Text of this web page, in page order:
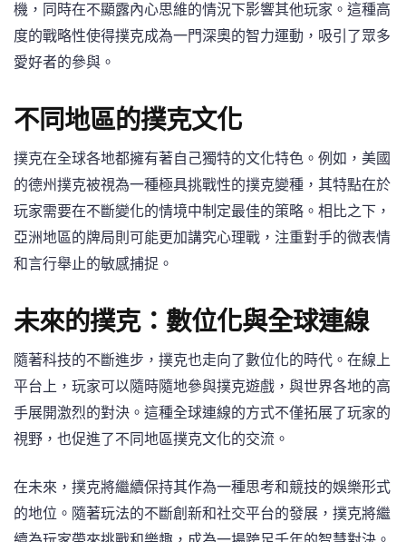
機，同時在不顯露內心思維的情況下影響其他玩家。這種高
度的戰略性使得撲克成為一門深奧的智力運動，吸引了眾多
愛好者的參與。
不同地區的撲克文化
撲克在全球各地都擁有著自己獨特的文化特色。例如，美國
的德州撲克被視為一種極具挑戰性的撲克變種，其特點在於
玩家需要在不斷變化的情境中制定最佳的策略。相比之下，
亞洲地區的牌局則可能更加講究心理戰，注重對手的微表情
和言行舉止的敏感捕捉。
未來的撲克：數位化與全球連線
隨著科技的不斷進步，撲克也走向了數位化的時代。在線上
平台上，玩家可以隨時隨地參與撲克遊戲，與世界各地的高
手展開激烈的對決。這種全球連線的方式不僅拓展了玩家的
視野，也促進了不同地區撲克文化的交流。
在未來，撲克將繼續保持其作為一種思考和競技的娛樂形式
的地位。隨著玩法的不斷創新和社交平台的發展，撲克將繼